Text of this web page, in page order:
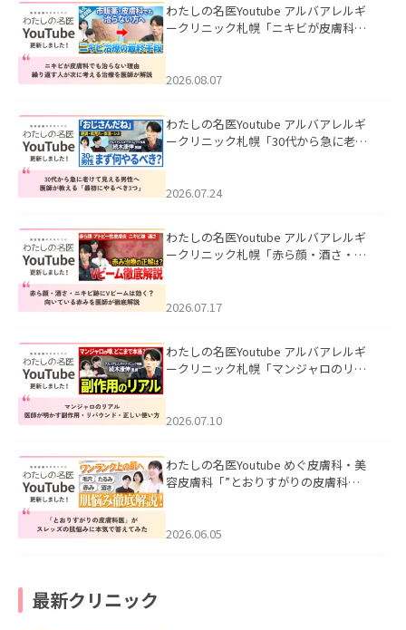
わたしの名医Youtube アルバアレルギ
ークリニック札幌「ニキビが皮膚科で
ました。
2026.08.07
わたしの名医Youtube アルバアレルギ
ークリニック札幌「30代から急に老け
た。
2026.07.24
わたしの名医Youtube アルバアレルギ
ークリニック札幌「赤ら顔・酒さ・ニ
した。
2026.07.17
わたしの名医Youtube アルバアレルギ
ークリニック札幌「マンジャロのリア
た。
2026.07.10
わたしの名医Youtube めぐ皮膚科・美
容皮膚科「”とおりすがりの皮膚科
2026.06.05
最新クリニック